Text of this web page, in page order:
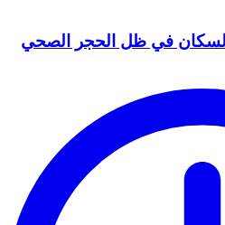
في ظل الحجر الصحي